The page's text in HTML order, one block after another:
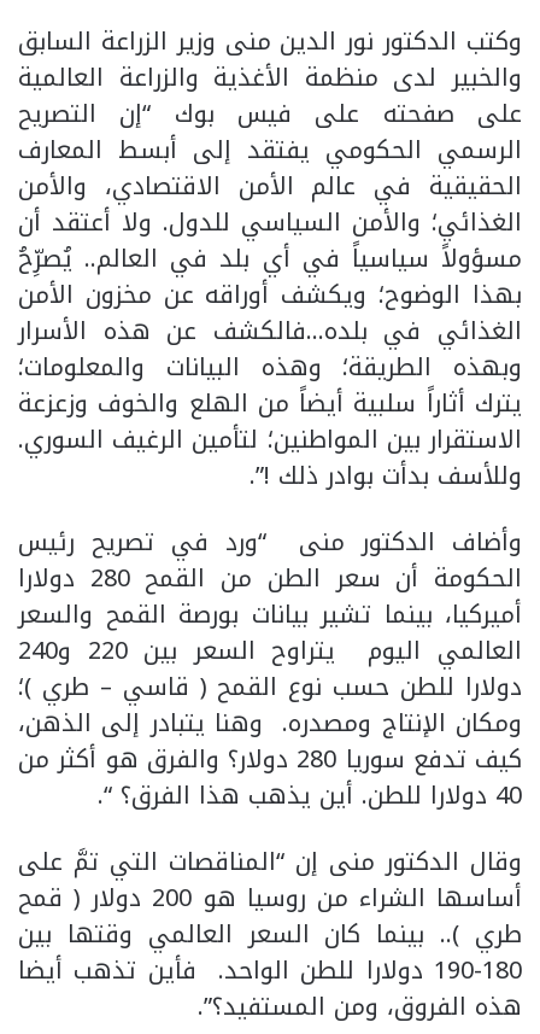
وكتب الدكتور نور الدين منى وزير الزراعة السابق
والخبير لدى منظمة الأغذية والزراعة العالمية
على صفحته على فيس بوك “إن التصريح
الرسمي الحكومي يفتقد إلى أبسط المعارف
الحقيقية في عالم الأمن الاقتصادي، والأمن
الغذائي؛ والأمن السياسي للدول. ولا أعتقد أن
مسؤولاً سياسياً في أي بلد في العالم.. يُصرِّحُ
بهذا الوضوح؛ ويكشف أوراقه عن مخزون الأمن
الغذائي في بلده…فالكشف عن هذه الأسرار
وبهذه الطريقة؛ وهذه البيانات والمعلومات؛
يترك أثاراً سلبية أيضاً من الهلع والخوف وزعزعة
الاستقرار بين المواطنين؛ لتأمين الرغيف السوري.
وللأسف بدأت بوادر ذلك !”.
وأضاف الدكتور منى “ورد في تصريح رئيس
الحكومة أن سعر الطن من القمح 280 دولارا
أميركيا، بينما تشير بيانات بورصة القمح والسعر
العالمي اليوم يتراوح السعر بين 220 و240
دولارا للطن حسب نوع القمح ( قاسي – طري )؛
ومكان الإنتاج ومصدره. وهنا يتبادر إلى الذهن،
كيف تدفع سوريا 280 دولار؟ والفرق هو أكثر من
40 دولارا للطن. أين يذهب هذا الفرق؟ “.
وقال الدكتور منى إن “المناقصات التي تمَّ على
أساسها الشراء من روسيا هو 200 دولار ( قمح
طري ).. بينما كان السعر العالمي وقتها بين
180-190 دولارا للطن الواحد. فأين تذهب أيضا
هذه الفروق، ومن المستفيد؟”.